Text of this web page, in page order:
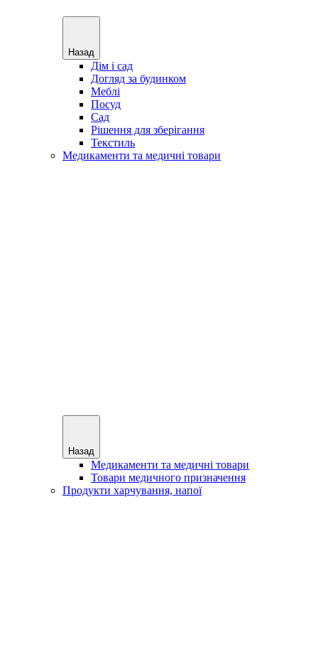
Назад
Дім і сад
Догляд за будинком
Меблі
Посуд
Сад
Рішення для зберігання
Текстиль
Медикаменти та медичні товари
Назад
Медикаменти та медичні товари
Товари медичного призначення
Продукти харчування, напої